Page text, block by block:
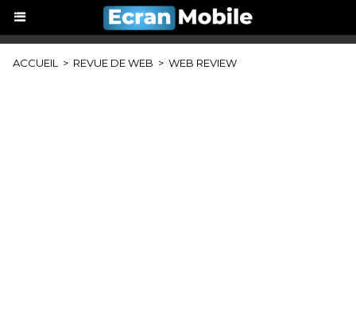
ACCUEIL > REVUE DE WEB > WEB REVIEW